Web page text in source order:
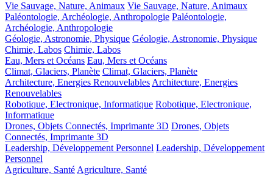
Vie Sauvage, Nature, Animaux Vie Sauvage, Nature, Animaux
Paléontologie, Archéologie, Anthropologie Paléontologie,
Archéologie, Anthropologie
Géologie, Astronomie, Physique Géologie, Astronomie, Physique
Chimie, Labos Chimie, Labos
Eau, Mers et Océans Eau, Mers et Océans
Climat, Glaciers, Planète Climat, Glaciers, Planète
Architecture, Energies RenouvelablesArchitecture, Energies
Renouvelables
Robotique, Electronique, Informatique Robotique, Electronique,
Informatique
Drones, Objets Connectés, Imprimante 3D Drones, Objets
Connectés, Imprimante 3D
Leadership, Développement Personnel Leadership, Développement
Personnel
Agriculture, SantéAgriculture, Santé